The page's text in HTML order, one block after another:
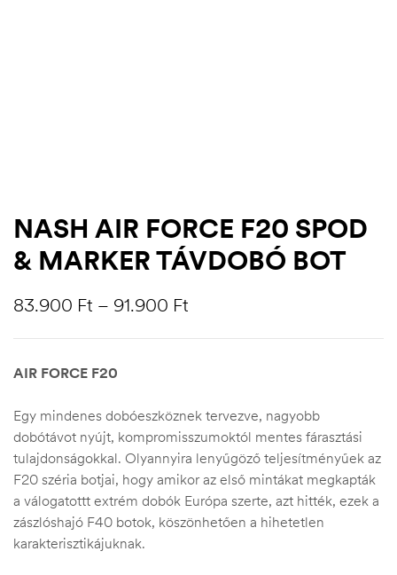
NASH AIR FORCE F20 SPOD
& MARKER TÁVDOBÓ BOT
83.900 Ft – 91.900 Ft
AIR FORCE F20
Egy mindenes dobóeszköznek tervezve, nagyobb
dobótávot nyújt, kompromisszumoktól mentes fárasztási
tulajdonságokkal. Olyannyira lenyűgöző teljesítményűek az
F20 széria botjai, hogy amikor az első mintákat megkapták
a válogatottt extrém dobók Európa szerte, azt hitték, ezek a
zászlóshajó F40 botok, köszönhetően a hihetetlen
karakterisztikájuknak.